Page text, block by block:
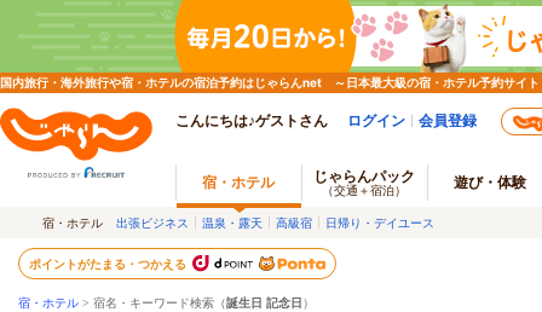
国内旅行・海外旅行や宿・ホテルの宿泊予約はじゃらんnet ～日本最大級の宿・ホテル予約サイト
こんにちは♪ゲストさん ログイン 会員登録
宿・ホテル じゃらんパック
（交通＋宿泊） 遊び・体験
宿・ホテル 出張ビジネス 温泉・露天 高級宿 日帰り・デイユース
ポイントがたまる・つかえる
宿・ホテル > 宿名・キーワード検索（誕生日 記念日 ）